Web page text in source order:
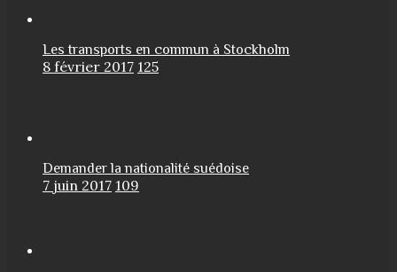
Les transports en commun à Stockholm
8 février 2017 125
Demander la nationalité suédoise
7 juin 2017 109